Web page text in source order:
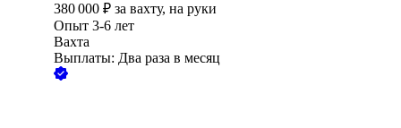
380 000 ₽ за вахту, на руки
Опыт 3-6 лет
Вахта
Выплаты: Два раза в месяц